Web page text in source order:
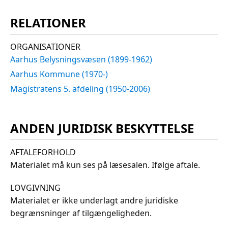
RELATIONER
ORGANISATIONER
Aarhus Belysningsvæsen (1899-1962)
Aarhus Kommune (1970-)
Magistratens 5. afdeling (1950-2006)
ANDEN JURIDISK BESKYTTELSE
AFTALEFORHOLD
Materialet må kun ses på læsesalen. Ifølge aftale.
LOVGIVNING
Materialet er ikke underlagt andre juridiske
begrænsninger af tilgængeligheden.